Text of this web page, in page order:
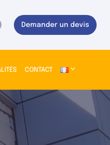
Demander un devis
CONTACT